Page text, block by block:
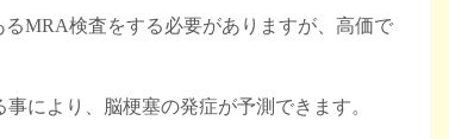
MRA検査をする必要がありますが、高価で
により、脳梗塞の発症が予測できます。